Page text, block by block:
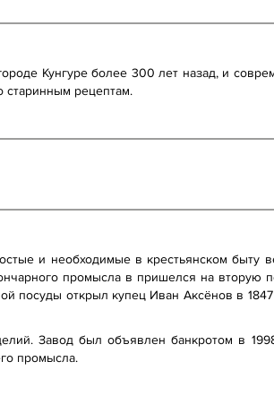
Кунгуре более 300 лет назад, и
старинным рецептам.
и необходимые в крестьянском быту
промысла в пришелся на вторую
посуды открыл купец Иван Аксёнов в
Завод был объявлен банкротом в
промысла.